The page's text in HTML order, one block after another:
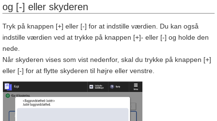
og [-] eller skyderen
Tryk på knappen [+] eller [-] for at indstille værdien. Du kan også
indstille værdien ved at trykke på knappen [+]- eller [-] og holde den
nede.
Når skyderen vises som vist nedenfor, skal du trykke på knappen [+]
eller [-] for at flytte skyderen til højre eller venstre.